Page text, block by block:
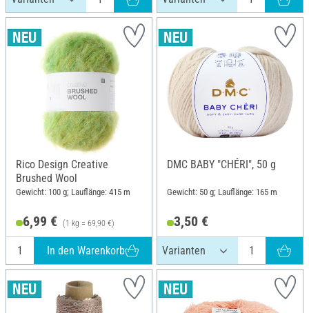
Rico Design Creative
Brushed Wool
Gewicht: 100 g; Lauflänge: 415 m
6,99 € (1 kg = 69,90 €)
In den Warenkorb
DMC BABY "CHÉRI", 50 g
Gewicht: 50 g; Lauflänge: 165 m
3,50 €